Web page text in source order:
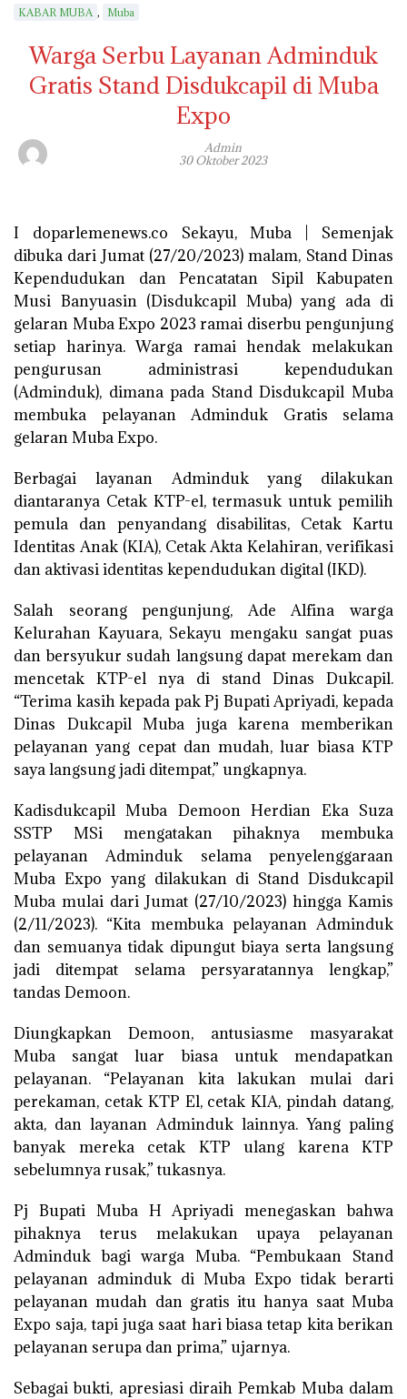
KABAR MUBA , Muba
Warga Serbu Layanan Adminduk
Gratis Stand Disdukcapil di Muba
Expo
Admin
30 Oktober 2023
I doparlemenews.co Sekayu, Muba | Semenjak
dibuka dari Jumat (27/20/2023) malam, Stand Dinas
Kependudukan dan Pencatatan Sipil Kabupaten
Musi Banyuasin (Disdukcapil Muba) yang ada di
gelaran Muba Expo 2023 ramai diserbu pengunjung
setiap harinya. Warga ramai hendak melakukan
pengurusan administrasi kependudukan
(Adminduk), dimana pada Stand Disdukcapil Muba
membuka pelayanan Adminduk Gratis selama
gelaran Muba Expo.
Berbagai layanan Adminduk yang dilakukan
diantaranya Cetak KTP-el, termasuk untuk pemilih
pemula dan penyandang disabilitas, Cetak Kartu
Identitas Anak (KIA), Cetak Akta Kelahiran, verifikasi
dan aktivasi identitas kependudukan digital (IKD).
Salah seorang pengunjung, Ade Alfina warga
Kelurahan Kayuara, Sekayu mengaku sangat puas
dan bersyukur sudah langsung dapat merekam dan
mencetak KTP-el nya di stand Dinas Dukcapil.
“Terima kasih kepada pak Pj Bupati Apriyadi, kepada
Dinas Dukcapil Muba juga karena memberikan
pelayanan yang cepat dan mudah, luar biasa KTP
saya langsung jadi ditempat,” ungkapnya.
Kadisdukcapil Muba Demoon Herdian Eka Suza
SSTP MSi mengatakan pihaknya membuka
pelayanan Adminduk selama penyelenggaraan
Muba Expo yang dilakukan di Stand Disdukcapil
Muba mulai dari Jumat (27/10/2023) hingga Kamis
(2/11/2023). “Kita membuka pelayanan Adminduk
dan semuanya tidak dipungut biaya serta langsung
jadi ditempat selama persyaratannya lengkap,”
tandas Demoon.
Diungkapkan Demoon, antusiasme masyarakat
Muba sangat luar biasa untuk mendapatkan
pelayanan. “Pelayanan kita lakukan mulai dari
perekaman, cetak KTP El, cetak KIA, pindah datang,
akta, dan layanan Adminduk lainnya. Yang paling
banyak mereka cetak KTP ulang karena KTP
sebelumnya rusak,” tukasnya.
Pj Bupati Muba H Apriyadi menegaskan bahwa
pihaknya terus melakukan upaya pelayanan
Adminduk bagi warga Muba. “Pembukaan Stand
pelayanan adminduk di Muba Expo tidak berarti
pelayanan mudah dan gratis itu hanya saat Muba
Expo saja, tapi juga saat hari biasa tetap kita berikan
pelayanan serupa dan prima,” ujarnya.
Sebagai bukti, apresiasi diraih Pemkab Muba dalam